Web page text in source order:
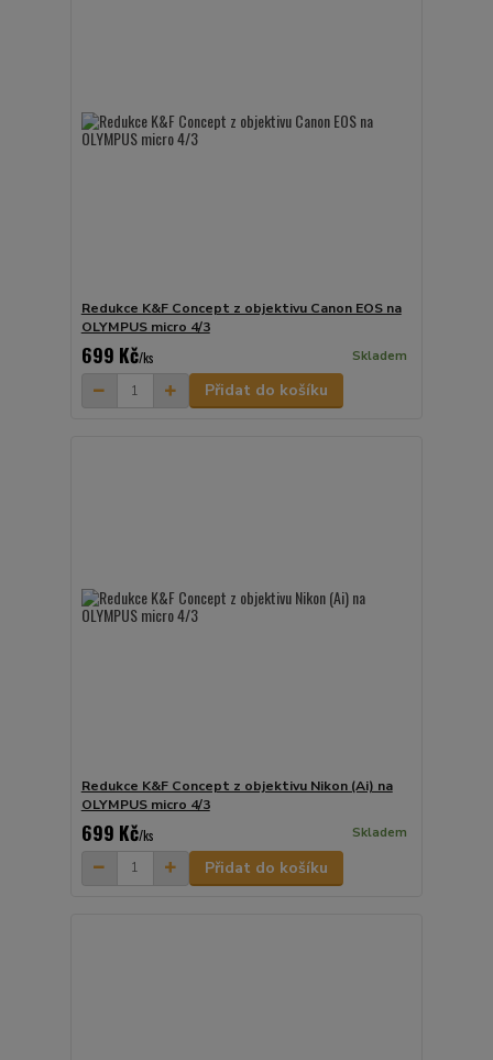
Redukce K&F Concept z objektivu Canon EOS na
OLYMPUS micro 4/3
699 Kč/ks Skladem
Přidat do košíku
Redukce K&F Concept z objektivu Nikon (Ai) na
OLYMPUS micro 4/3
699 Kč/ks Skladem
Přidat do košíku